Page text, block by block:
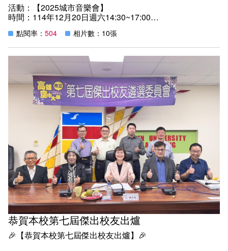
活動：【2025城市音樂會】
時間：114年12月20日週六14:30~17:00
紀實：
「這是一場跨越族群、年齡、性別、世代、城鄉的盛會，跨
越市府單位聯手打造的音樂舞台，以最美妙的旋律點亮歲末
祝福，迎接2026年的到來！」高雄市立空中大學校長陳月
端為「2025城市音樂會」開幕致詞的一席話，引爆熱烈掌
聲，現場座無虛席，樂聲響起，市民朋友無不沉浸音樂饗
宴，陶醉不已。
由高雄市立空中大學攜手市府客委會、原民會與本市各級學
校共同打造「2025城市音樂會」，今（20）日下午在空大
玫瑰廳溫暖登場，來自高雄各地的音樂團體、表演者齊聚一
堂。午後的玫瑰廳高朋滿座，觀眾在多元族群交織的旋律
中，迎接歲末佳節，也感受音樂凝聚的城市能量。
近來高雄大型場館吸引國際級演出，而城市自己的文化舞
台，同樣精彩動人。高市空大結合市府資源，創造跨族群、
跨單位、跨世代的演出平台，從原民樂舞、客家歌謠到古典
吉他、校園熱音，讓生活與音樂自然交會，使市民「聽見高
雄」在地音樂。
高市空大校長陳月端致詞表示，高雄除了吸引國際級演出，
城市自己的聲音同樣值得被看見。「城市音樂會」正是希望
點閱率： 504 相片數：10張
恭賀本校第七屆傑出校友出爐
🎉【恭賀本校第七屆傑出校友出爐】🎉